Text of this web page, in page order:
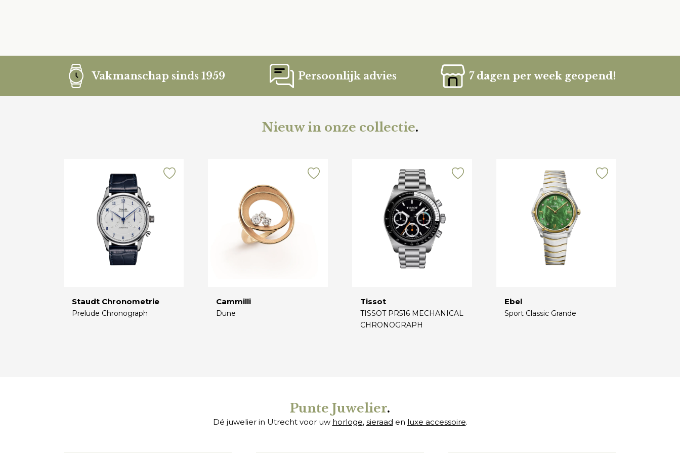
Vakmanschap sinds 1959 Persoonlijk advies 7 dagen per week geopend!
Nieuw in onze collectie.
Staudt Chronometrie
Prelude Chronograph
Cammilli
Dune
Tissot
TISSOT PR516 MECHANICAL
CHRONOGRAPH
Ebel
Sport Classic Grande
Punte Juwelier.
Dé juwelier in Utrecht voor uw horloge, sieraad en luxe accessoire.